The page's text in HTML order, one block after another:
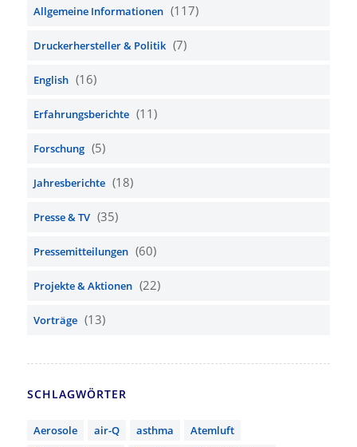
Allgemeine Informationen (117)
Druckerhersteller & Politik (7)
English (16)
Erfahrungsberichte (11)
Forschung (5)
Jahresberichte (18)
Presse & TV (35)
Pressemitteilungen (60)
Projekte & Aktionen (22)
Vorträge (13)
SCHLAGWÖRTER
Aerosole air-Q asthma
Atemluft